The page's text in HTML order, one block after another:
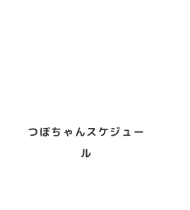
つぼちゃんスケジュー
ル